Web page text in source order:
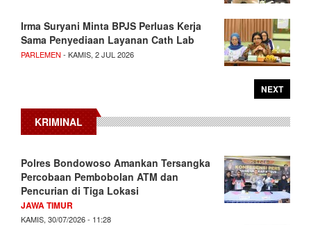
Irma Suryani Minta BPJS Perluas Kerja
Sama Penyediaan Layanan Cath Lab
PARLEMEN - KAMIS, 2 JUL 2026
NEXT
KRIMINAL
Polres Bondowoso Amankan Tersangka
Percobaan Pembobolan ATM dan
Pencurian di Tiga Lokasi
JAWA TIMUR
KAMIS, 30/07/2026 - 11:28